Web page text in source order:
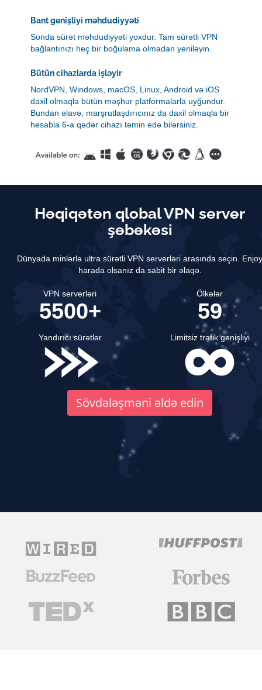
Bant genişliyi məhdudiyyəti
Sonda sürət məhdudiyyəti yoxdur. Tam sürətli VPN
bağlantınızı heç bir boğulama olmadan yeniləyin.
Bütün cihazlarda işləyir
NordVPN, Windows, macOS, Linux, Android və iOS
daxil olmaqla bütün məşhur platformalarla uyğundur.
Bundan əlavə, marşrutlaşdırıcınız da daxil olmaqla bir
hesabla 6-a qədər cihazı təmin edə bilərsiniz.
Həqiqətən qlobal VPN server
şəbəkəsi
Dünyada minlərlə ultra sürətli VPN serverləri arasında seçin. Enjoy
harada olsanız da sabit bir əlaqə.
VPN serverləri
5500+
Ölkələr
59
Yandırıcı sürətlər Limitsiz trafik genişliyi
Sövdələşməni əldə edin